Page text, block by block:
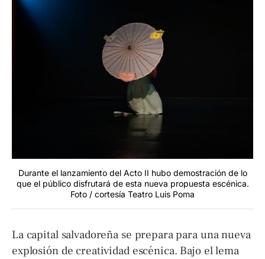
Durante el lanzamiento del Acto II hubo demostración de lo
que el público disfrutará de esta nueva propuesta escénica.
Foto / cortesía Teatro Luis Poma
La capital salvadoreña se prepara para una nueva
explosión de creatividad escénica. Bajo el lema